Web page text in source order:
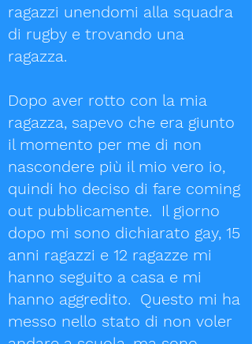
ragazzi unendomi alla squadra
di rugby e trovando una
ragazza.
Dopo aver rotto con la mia
ragazza, sapevo che era giunto
il momento per me di non
nascondere più il mio vero io,
quindi ho deciso di fare coming
out pubblicamente. Il giorno
dopo mi sono dichiarato gay, 15
anni ragazzi e 12 ragazze mi
hanno seguito a casa e mi
hanno aggredito. Questo mi ha
messo nello stato di non voler